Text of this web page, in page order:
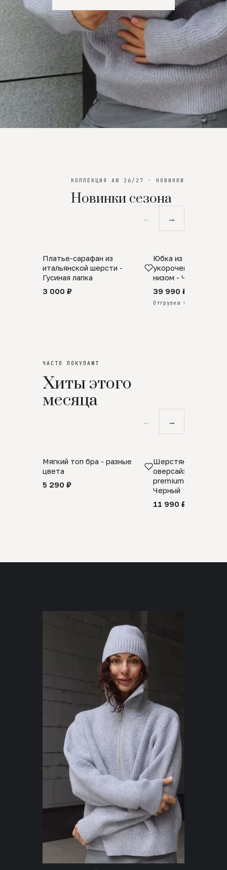
КОЛЛЕКЦИЯ AW 26/27 · НОВИНКИ
Новинки сезона
← →
SALE
Платье-сарафан из
итальянской шерсти -
Гусиная лапка
3 000 ₽
ПРЕДЗАКАЗ
Юбка из
укороченная с
низом - Черный
39 990 ₽
Отгрузка через 25 дней
ЧАСТО ПОКУПАЮТ
Хиты этого
месяца
← →
Мягкий топ бра - разные
цвета
5 290 ₽
Шерстяной свитер
оверсайз 100%
premium merino
Черный
11 990 ₽